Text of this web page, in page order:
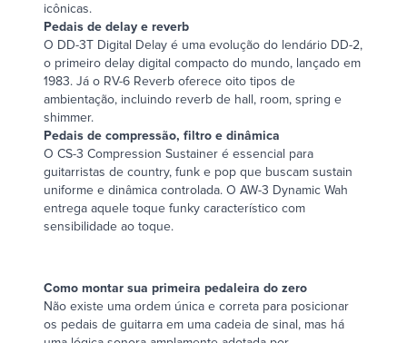
icônicas.
Pedais de delay e reverb
O DD-3T Digital Delay é uma evolução do lendário DD-2,
o primeiro delay digital compacto do mundo, lançado em
1983. Já o RV-6 Reverb oferece oito tipos de
ambientação, incluindo reverb de hall, room, spring e
shimmer.
Pedais de compressão, filtro e dinâmica
O CS-3 Compression Sustainer é essencial para
guitarristas de country, funk e pop que buscam sustain
uniforme e dinâmica controlada. O AW-3 Dynamic Wah
entrega aquele toque funky característico com
sensibilidade ao toque.
Como montar sua primeira pedaleira do zero
Não existe uma ordem única e correta para posicionar
os pedais de guitarra em uma cadeia de sinal, mas há